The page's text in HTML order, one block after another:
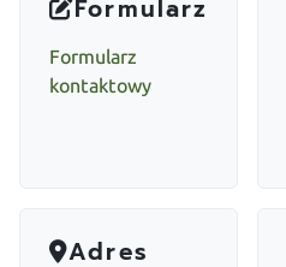
Formularz
Formularz
kontaktowy
Adres